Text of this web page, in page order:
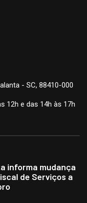
- SC, 88410-000
12h e das 14h às 17h
informa mudança
de Serviços a